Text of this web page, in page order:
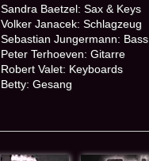
Sandra Baetzel: Sax & Keys
Volker Janacek: Schlagzeug
Sebastian Jungermann: Bass
Peter Terhoeven: Gitarre
Robert Valet: Keyboards
Betty: Gesang